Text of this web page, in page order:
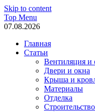
Skip to content
Top Menu
07.08.2026
Главная
Статьи
Вентиляция и
Двери и окна
Крыша и
Материалы
Отделка